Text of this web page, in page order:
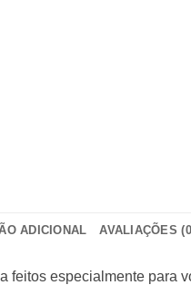
ADICIONAL AVALIAÇÕES
feitos especialmente para